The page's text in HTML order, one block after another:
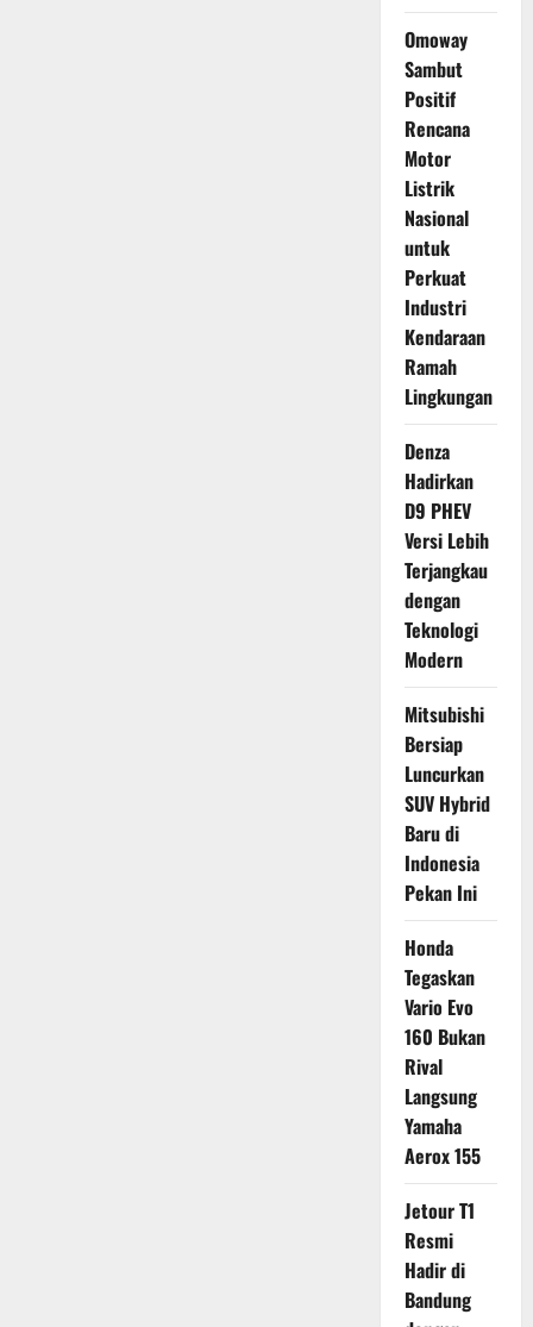
Omoway
Sambut
Positif
Rencana
Motor
Listrik
Nasional
untuk
Perkuat
Industri
Kendaraan
Ramah
Lingkungan
Denza
Hadirkan
D9 PHEV
Versi Lebih
Terjangkau
dengan
Teknologi
Modern
Mitsubishi
Bersiap
Luncurkan
SUV Hybrid
Baru di
Indonesia
Pekan Ini
Honda
Tegaskan
Vario Evo
160 Bukan
Rival
Langsung
Yamaha
Aerox 155
Jetour T1
Resmi
Hadir di
Bandung